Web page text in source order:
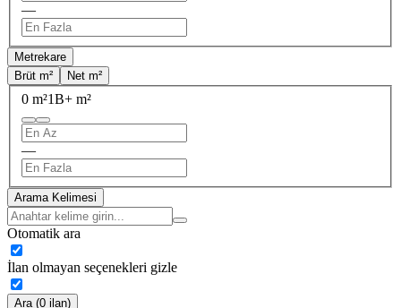
—
Metrekare
Brüt m²
Net m²
0 m²1B+ m²
—
Arama Kelimesi
Otomatik ara
İlan olmayan seçenekleri gizle
Ara (0 ilan)